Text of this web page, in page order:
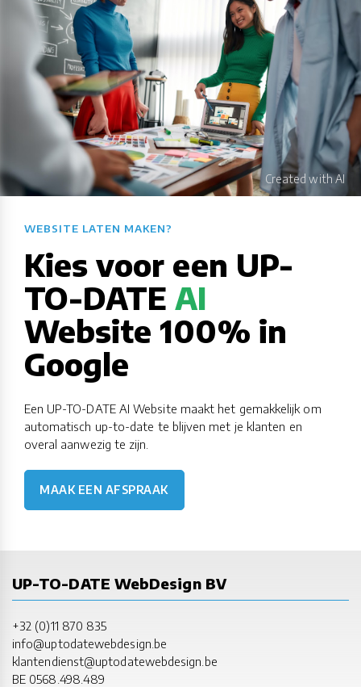
WEBSITE LATEN MAKEN?​​​​​​​​​​​​​​
Kies voor een UP-
TO-DATE AI
Website 100% in
Google
Een UP-TO-DATE AI Website maakt het gemakkelijk om
automatisch up-to-date te blijven met je klanten en
overal aanwezig te zijn.
MAAK EEN AFSPRAAK
UP-TO-DATE WebDesign BV
+32 (0)11 870 835
info@uptodatewebdesign.be
klantendienst@uptodatewebdesign.be
BE 0568.498.489